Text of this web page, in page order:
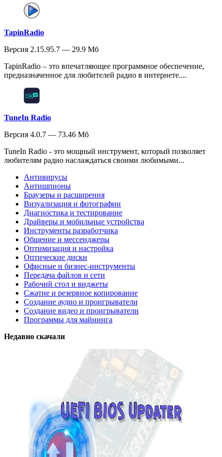
TapinRadio
Версия 2.15.95.7 — 29.9 Мб
TapinRadio – это впечатляющее программное обеспечение,
предназначенное для любителей радио в интернете....
TuneIn Radio
Версия 4.0.7 — 73.46 Мб
TuneIn Radio - это мощный инструмент, который позволяет
любителям радио наслаждаться своими любимыми...
Антивирусы
Антишпионы
Браузеры и расширения
Визуализация и фотографии
Диагностика и тестирование
Драйверы и мобильные устройства
Инструменты разработчика
Общение и мессенджеры
Оптимизация и настройка
Оптические диски
Офисные и бизнес-инструменты
Передача файлов и сети
Рабочий стол и виджеты
Сжатие и резервное копирование
Создание аудио и проигрыватели
Создание видео и проигрыватели
Программы для майнинга
Недавно скачали